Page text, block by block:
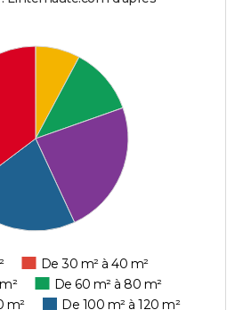
De 30 m² à 40 m²
De 60 m² à 80 m²
m²
De 100 m² à 120 m²